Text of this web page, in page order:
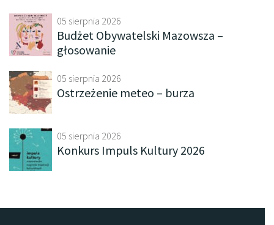
05 sierpnia 2026
Budżet Obywatelski Mazowsza –
głosowanie
05 sierpnia 2026
Ostrzeżenie meteo – burza
05 sierpnia 2026
Konkurs Impuls Kultury 2026